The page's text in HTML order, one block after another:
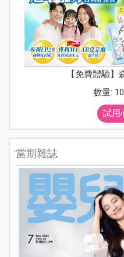
【免費體驗
數量:
試用
當期雜誌